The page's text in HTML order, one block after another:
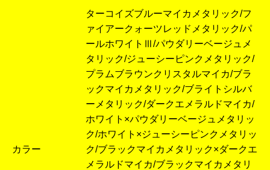
カラー
ターコイズブルーマイカメタリック/フ
ァイアークォーツレッドメタリック/パ
ールホワイトⅢ/パウダリーベージュメ
タリック/ジューシーピンクメタリック/
プラムブラウンクリスタルマイカ/ブラ
ックマイカメタリック/ブライトシルバ
ーメタリック/ダークエメラルドマイカ/
ホワイト×パウダリーベージュメタリッ
ク/ホワイト×ジューシーピンクメタリッ
ク/ブラックマイカメタリック×ダークエ
メラルドマイカ/ブラックマイカメタリ